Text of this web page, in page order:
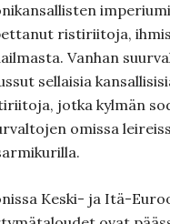
ristiriitoja,
Vanhan
sellaisia
jotka kylmän
omissa
Keski- ja Itä-